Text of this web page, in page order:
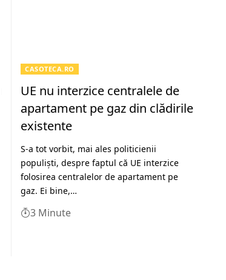
CASOTECA.RO
UE nu interzice centralele de
apartament pe gaz din clădirile
existente
S-a tot vorbit, mai ales politicienii
populiști, despre faptul că UE interzice
folosirea centralelor de apartament pe
gaz. Ei bine,…
3 Minute